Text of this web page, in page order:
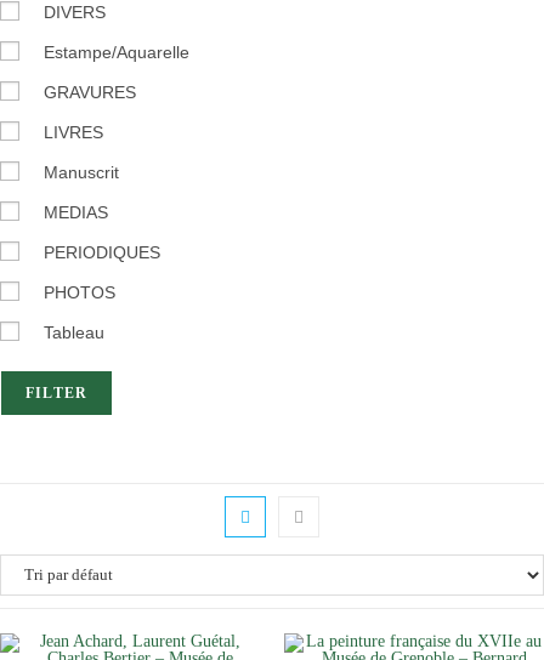
DIVERS
Estampe/Aquarelle
GRAVURES
LIVRES
Manuscrit
MEDIAS
PERIODIQUES
PHOTOS
Tableau
FILTER